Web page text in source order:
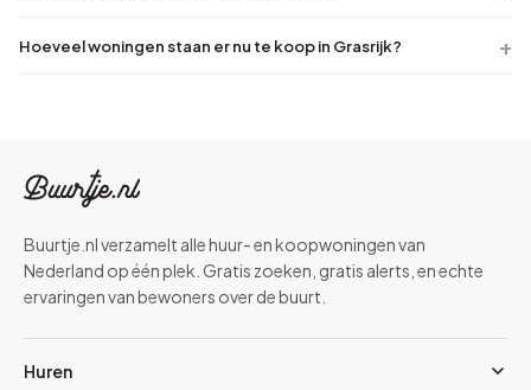
Hoeveel woningen staan er nu te koop in Grasrijk?
Buurtje.nl verzamelt alle huur- en koopwoningen van
Nederland op één plek. Gratis zoeken, gratis alerts, en echte
ervaringen van bewoners over de buurt.
Huren